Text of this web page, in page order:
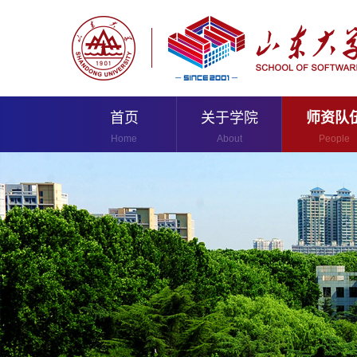
首页
Home
关于学院
About
师资队
People